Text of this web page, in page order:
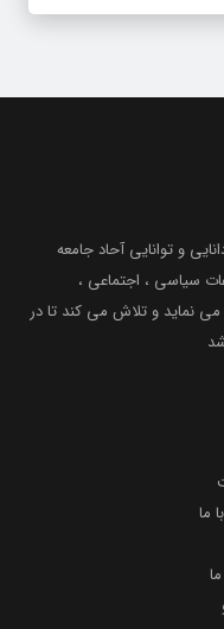
و توانایی آحاد جامعه
سیاسی ، اجتماعی ،
نماید و تلاش می کند تا در
ما